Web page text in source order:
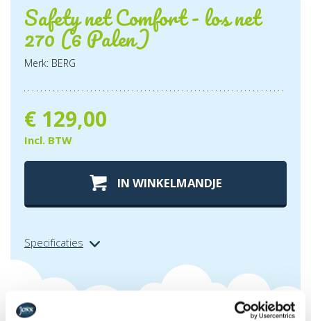
Safety net Comfort - los net
270 (6 Palen)
Merk: BERG
€ 129,00
Incl. BTW
IN WINKELMANDJE
Specificaties